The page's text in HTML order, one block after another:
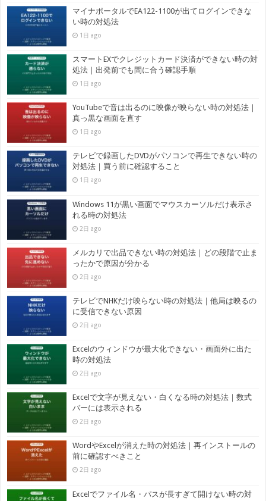
マイナポータルでEA122-1100が出てログインできな
い時の対処法
1日 ago
スマートEXでクレジットカード決済ができない時の対
処法｜出発前でも間に合う確認手順
1日 ago
YouTubeで音は出るのに映像が映らない時の対処法｜
真っ黒な画面を直す
1日 ago
テレビで録画したDVDがパソコンで再生できない時の
対処法｜買う前に確認すること
1日 ago
Windows 11が黒い画面でマウスカーソルだけ表示さ
れる時の対処法
2日 ago
メルカリで出品できない時の対処法｜どの段階で止ま
ったかで原因が分かる
2日 ago
テレビでNHKだけ映らない時の対処法｜他局は映るの
に受信できない原因
2日 ago
Excelのウィンドウが最大化できない・画面外に出た
時の対処法
2日 ago
Excelで文字が見えない・白くなる時の対処法｜数式
バーには表示される
2日 ago
WordやExcelが消えた時の対処法｜再インストールの
前に確認すべきこと
2日 ago
Excelでファイル名・パスが長すぎて開けない時の対